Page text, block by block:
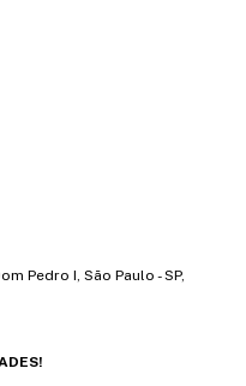
Pedro I, São Paulo - SP,